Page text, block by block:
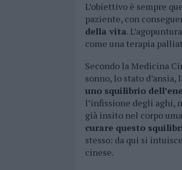
L’obiettivo è sempre
paziente, con
della vita.
come una terapia
Secondo la Medicina
sonno, lo stato
uno squilibrio
l’infissione degli aghi,
già insito nel corpo
curare questo
stesso: da qui si
cinese.